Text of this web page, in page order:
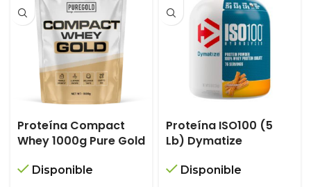
$34.990.$32.990.
Proteína Compact
Whey 1000g Pure Gold
Disponible
Proteína ISO100 (5
Lb) Dymatize
Disponible